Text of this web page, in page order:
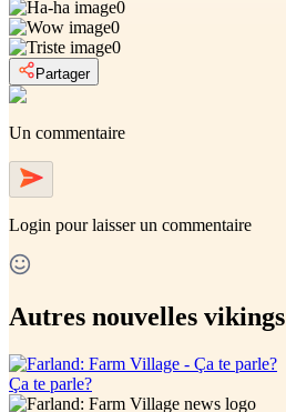
0
0
0
Partager
Un commentaire
Login pour laisser un commentaire
Autres nouvelles vikings
Ça te parle?